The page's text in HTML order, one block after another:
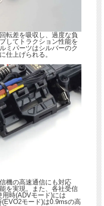
転差を吸収し、過度な負
してトラクション性能を
ミパーツはシルバーのク
仕上げられる。
機の高速通信にも対応
を実現。また、各社受信
時(ADVモード)には
モード)は0.9msの高